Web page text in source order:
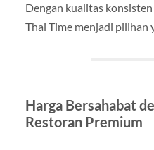
Dengan kualitas
Thai Time menjadi pilihan
Harga Bersahabat
Restoran Premium